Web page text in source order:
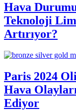
Hava
Teknoloji
Artırıyor?
Paris 2024
Hava
Ediyor